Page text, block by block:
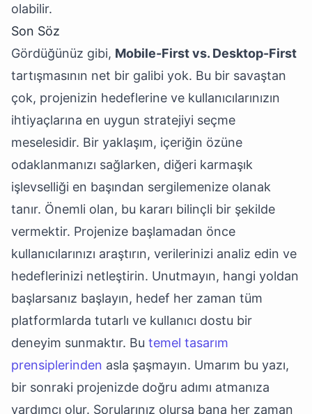
olabilir.
Son Söz
Gördüğünüz gibi, Mobile-First vs. Desktop-First
tartışmasının net bir galibi yok. Bu bir savaştan
çok, projenizin hedeflerine ve kullanıcılarınızın
ihtiyaçlarına en uygun stratejiyi seçme
meselesidir. Bir yaklaşım, içeriğin özüne
odaklanmanızı sağlarken, diğeri karmaşık
işlevselliği en başından sergilemenize olanak
tanır. Önemli olan, bu kararı bilinçli bir şekilde
vermektir. Projenize başlamadan önce
kullanıcılarınızı araştırın, verilerinizi analiz edin ve
hedeflerinizi netleştirin. Unutmayın, hangi yoldan
başlarsanız başlayın, hedef her zaman tüm
platformlarda tutarlı ve kullanıcı dostu bir
deneyim sunmaktır. Bu temel tasarım
prensiplerinden asla şaşmayın. Umarım bu yazı,
bir sonraki projenizde doğru adımı atmanıza
yardımcı olur. Sorularınız olursa bana her zaman